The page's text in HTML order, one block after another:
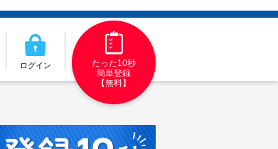
ログイン
たった10秒
簡単登録
【無料】